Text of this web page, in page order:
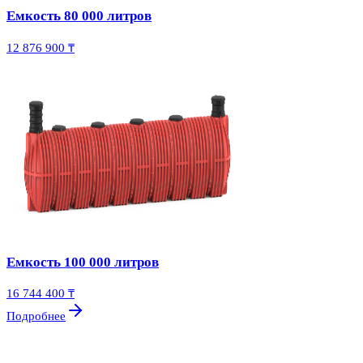
Емкость 80 000 литров
12 876 900 ₸
Емкость 100 000 литров
16 744 400 ₸
Подробнее